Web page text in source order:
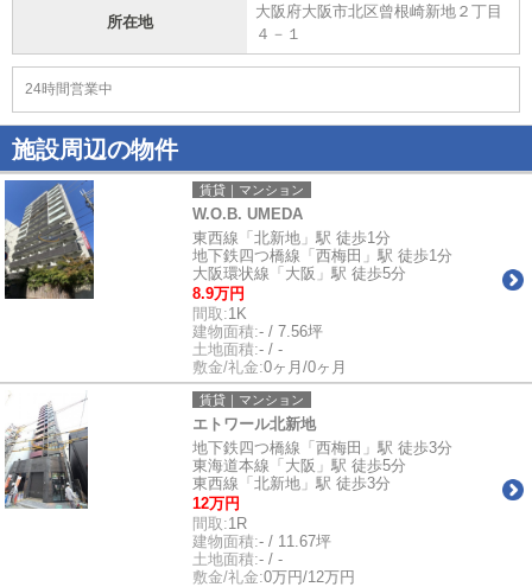
所在地
大阪府大阪市北区曾根崎新地２丁目
４－１
24時間営業中
施設周辺の物件
賃貸｜マンション
W.O.B. UMEDA
東西線「北新地」駅 徒歩1分
地下鉄四つ橋線「西梅田」駅 徒歩1分
大阪環状線「大阪」駅 徒歩5分
8.9万円
間取:1K
建物面積:- / 7.56坪
土地面積:- / -
敷金/礼金:0ヶ月/0ヶ月
賃貸｜マンション
エトワール北新地
地下鉄四つ橋線「西梅田」駅 徒歩3分
東海道本線「大阪」駅 徒歩5分
東西線「北新地」駅 徒歩3分
12万円
間取:1R
建物面積:- / 11.67坪
土地面積:- / -
敷金/礼金:0万円/12万円